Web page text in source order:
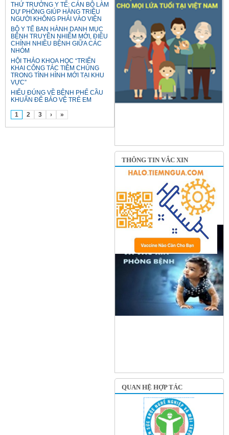
THỨ TRƯỞNG Y TẾ: CÁN BỘ LÀM
DỰ PHÒNG GIÚP HÀNG TRIỆU
NGƯỜI KHÔNG PHẢI VÀO VIỆN
BỘ Y TẾ BAN HÀNH DANH MỤC
BỆNH TRUYỀN NHIỄM MỚI, ĐIỀU
CHỈNH NHIỀU BỆNH GIỮA CÁC
NHÓM
HỘI THẢO KHOA HỌC “TRIỂN
KHAI CÔNG TÁC TIÊM CHỦNG
TRONG TÌNH HÌNH MỚI TẠI KHU
VỰC”
HIỂU ĐÚNG VỀ BỆNH PHẾ CẦU
KHUẨN ĐỂ BẢO VỆ TRẺ EM
1 2 3 › »
THÔNG TIN VẮC XIN
QUAN HỆ HỢP TÁC